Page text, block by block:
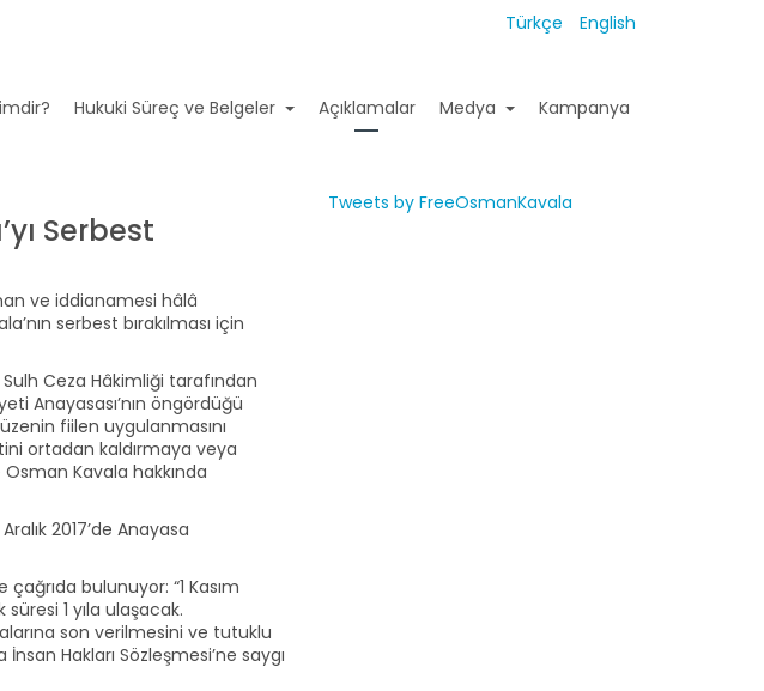
Türkçe English
Hukuki Süreç ve Belgeler Açıklamalar Medya Kampanya
Serbest
ve iddianamesi hâlâ
serbest bırakılması için
Sulh Ceza Hâkimliği tarafından
Anayasası’nın öngördüğü
fiilen uygulanmasını
ortadan kaldırmaya veya
Kavala hakkında
2017’de Anayasa
bulunuyor: “1 Kasım
1 yıla ulaşacak.
son verilmesini ve tutuklu
Hakları Sözleşmesi’ne saygı
Tweets by FreeOsmanKavala